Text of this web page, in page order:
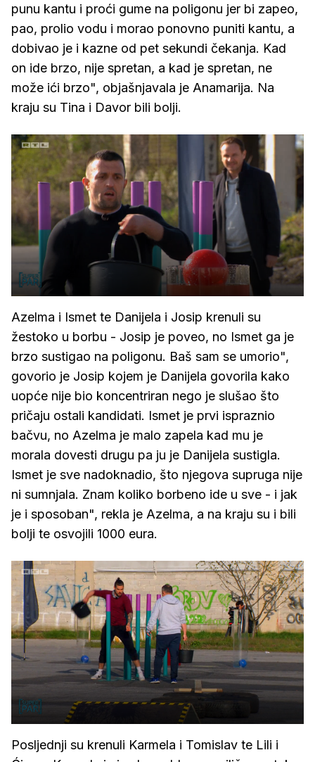
punu kantu i proći gume na poligonu jer bi zapeo,
pao, prolio vodu i morao ponovno puniti kantu, a
dobivao je i kazne od pet sekundi čekanja. Kad
on ide brzo, nije spretan, a kad je spretan, ne
može ići brzo", objašnjavala je Anamarija. Na
kraju su Tina i Davor bili bolji.
Azelma i Ismet te Danijela i Josip krenuli su
žestoko u borbu - Josip je poveo, no Ismet ga je
brzo sustigao na poligonu. Baš sam se umorio",
govorio je Josip kojem je Danijela govorila kako
uopće nije bio koncentriran nego je slušao što
pričaju ostali kandidati. Ismet je prvi ispraznio
bačvu, no Azelma je malo zapela kad mu je
morala dovesti drugu pa ju je Danijela sustigla.
Ismet je sve nadoknadio, što njegova supruga nije
ni sumnjala. Znam koliko borbeno ide u sve - i jak
je i sposoban", rekla je Azelma, a na kraju su i bili
bolji te osvojili 1000 eura.
Posljednji su krenuli Karmela i Tomislav te Lili i